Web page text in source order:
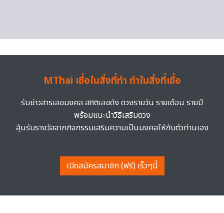
MThai เชื่อในสิ่งที่ทำ ทำในสิ่งที่เชื่อ
รับข่าวสารเลขมงคล สถิติเลขดัง ดวงรายวัน รายเดือน รายปี
พร้อมแนะนำวิธีเสริมดวง
ลุ้นรับรางวัลจากกิจกรรมเสริมความเป็นมงคลให้กับตัวท่านเอง
เปิดสมัครสมาชิก (ฟรี) เร็วๆนี้